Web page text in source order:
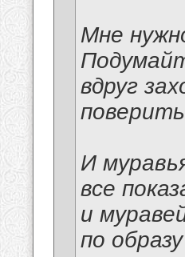
Мне
вдруг
И
все
и
по